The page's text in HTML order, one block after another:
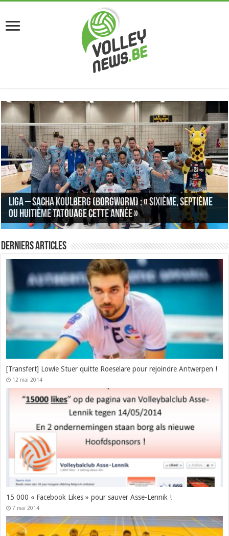
Liga – Sacha Koulberg (Borgworm) : « Sixième, septième
ou huitième tatouage cette année »
Derniers articles
[Transfert] Lowie Stuer quitte Roeselare pour rejoindre Antwerpen !
12 mai 2014
15 000 « Facebook Likes » pour sauver Asse-Lennik !
7 mai 2014